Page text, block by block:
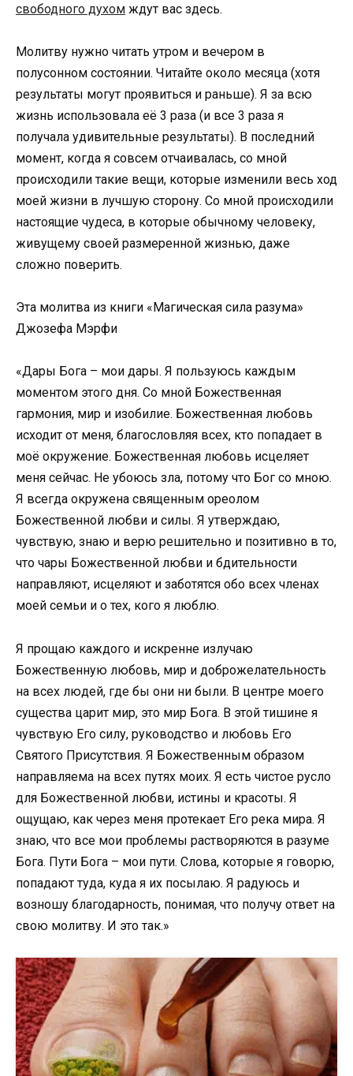
свободного духом ждут вас здесь.
Молитву нужно читать утром и вечером в
полусонном состоянии. Читайте около месяца (хотя
результаты могут проявиться и раньше). Я за всю
жизнь использовала её 3 раза (и все 3 раза я
получала удивительные результаты). В последний
момент, когда я совсем отчаивалась, со мной
происходили такие вещи, которые изменили весь ход
моей жизни в лучшую сторону. Со мной происходили
настоящие чудеса, в которые обычному человеку,
живущему своей размеренной жизнью, даже
сложно поверить.
Эта молитва из книги «Магическая сила разума»
Джозефа Мэрфи
«Дары Бога – мои дары. Я пользуюсь каждым
моментом этого дня. Со мной Божественная
гармония, мир и изобилие. Божественная любовь
исходит от меня, благословляя всех, кто попадает в
моё окружение. Божественная любовь исцеляет
меня сейчас. Не убоюсь зла, потому что Бог со мною.
Я всегда окружена священным ореолом
Божественной любви и силы. Я утверждаю,
чувствую, знаю и верю решительно и позитивно в то,
что чары Божественной любви и бдительности
направляют, исцеляют и заботятся обо всех членах
моей семьи и о тех, кого я люблю.
Я прощаю каждого и искренне излучаю
Божественную любовь, мир и доброжелательность
на всех людей, где бы они ни были. В центре моего
существа царит мир, это мир Бога. В этой тишине я
чувствую Его силу, руководство и любовь Его
Святого Присутствия. Я Божественным образом
направляема на всех путях моих. Я есть чистое русло
для Божественной любви, истины и красоты. Я
ощущаю, как через меня протекает Его река мира. Я
знаю, что все мои проблемы растворяются в разуме
Бога. Пути Бога – мои пути. Слова, которые я говорю,
попадают туда, куда я их посылаю. Я радуюсь и
возношу благодарность, понимая, что получу ответ на
свою молитву. И это так.»